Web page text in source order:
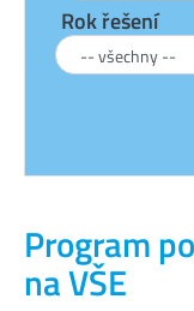
Program
na VŠE
Rok řešení